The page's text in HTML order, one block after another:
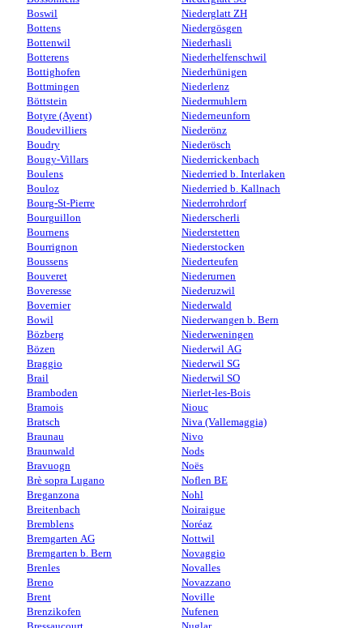
Boswil
Bottens
Bottenwil
Botterens
Bottighofen
Bottmingen
Böttstein
Botyre (Ayent)
Boudevilliers
Boudry
Bougy-Villars
Boulens
Bouloz
Bourg-St-Pierre
Bourguillon
Bournens
Bourrignon
Boussens
Bouveret
Boveresse
Bovernier
Bowil
Bözberg
Bözen
Braggio
Brail
Bramboden
Bramois
Bratsch
Braunau
Braunwald
Bravuogn
Brè sopra Lugano
Breganzona
Breitenbach
Bremblens
Bremgarten AG
Bremgarten b. Bern
Brenles
Breno
Brent
Brenzikofen
Niederglatt ZH
Niedergösgen
Niederhasli
Niederhelfenschwil
Niederhünigen
Niederlenz
Niedermuhlern
Niederneunforn
Niederönz
Niederösch
Niederrickenbach
Niederried b. Interlaken
Niederried b. Kallnach
Niederrohrdorf
Niederscherli
Niederstetten
Niederstocken
Niederteufen
Niederurnen
Niederuzwil
Niederwald
Niederwangen b. Bern
Niederweningen
Niederwil AG
Niederwil SG
Niederwil SO
Nierlet-les-Bois
Niouc
Niva (Vallemaggia)
Nivo
Nods
Noës
Noflen BE
Nohl
Noiraigue
Noréaz
Nottwil
Novaggio
Novalles
Novazzano
Noville
Nufenen